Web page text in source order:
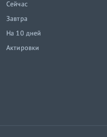
Сейчас
Завтра
На 10 дней
Актировки